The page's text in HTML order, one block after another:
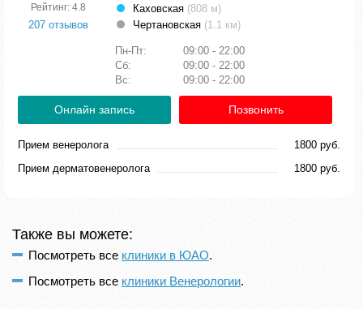
Рейтинг: 4.8
207 отзывов
Каховская (808 м)
Чертановская (1.1 км)
Пн-Пт:
09:00 - 22:00
Сб:
09:00 - 22:00
Вс:
09:00 - 22:00
Онлайн запись Позвонить
Прием венеролога
1800 руб.
Прием дерматовенеролога
1800 руб.
Также вы можете:
Посмотреть все клиники в ЮАО.
Посмотреть все клиники Венерологии.